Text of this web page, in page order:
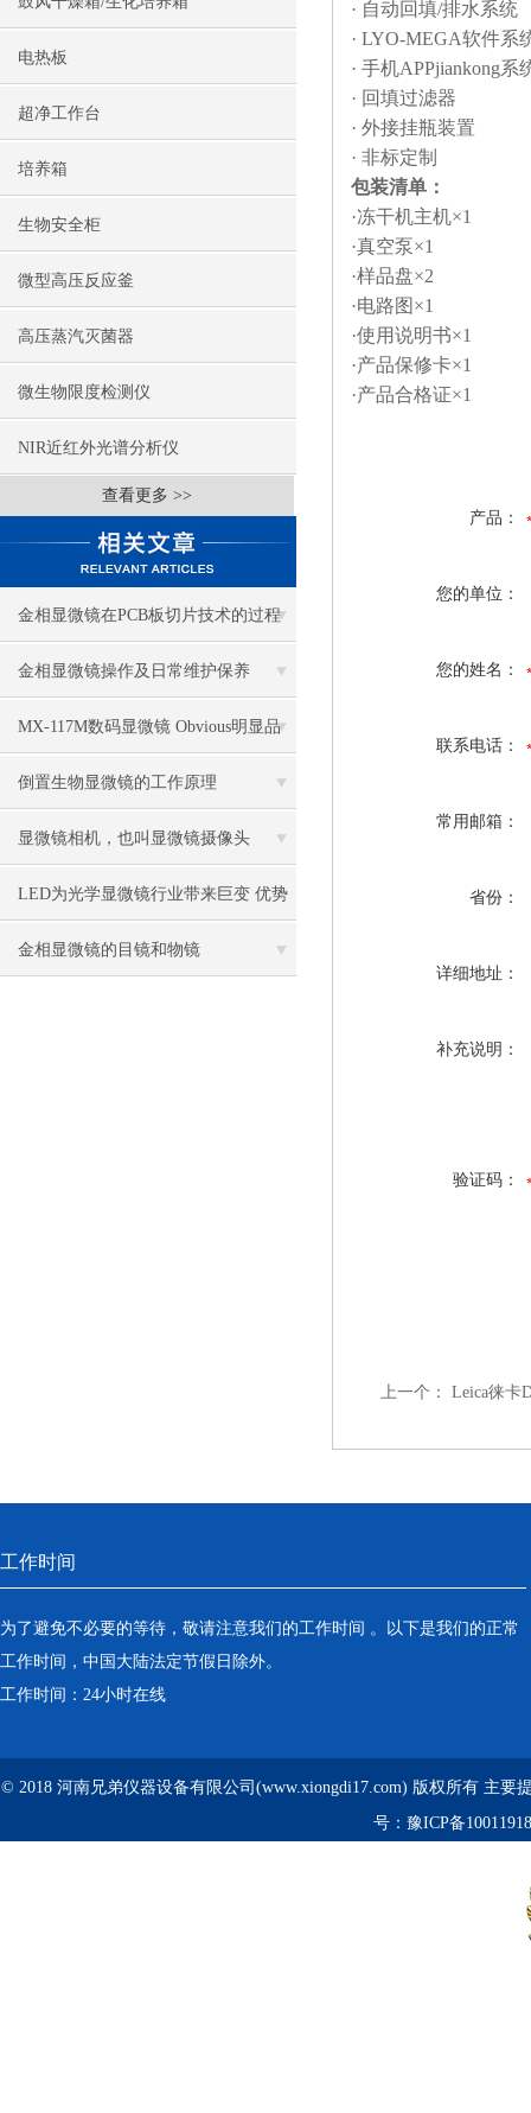
电热板
超净工作台
培养箱
生物安全柜
微型高压反应釜
高压蒸汽灭菌器
微生物限度检测仪
NIR近红外光谱分析仪
查看更多 >>
金相显微镜在PCB板切片技术的过程
控制中的作用
金相显微镜操作及日常维护保养
MX-117M数码显微镜 Obvious明显品
牌值得推荐
倒置生物显微镜的工作原理
显微镜相机，也叫显微镜摄像头
LED为光学显微镜行业带来巨变 优势
比传统卤素更明显
金相显微镜的目镜和物镜
· 自动回填/排水系统
· LYO-MEGA软件系
· 手机APPjiankong系
· 回填过滤器
· 外接挂瓶装置
· 非标定制
包装清单：
·冻干机主机×1
·真空泵×1
·样品盘×2
·电路图×1
·使用说明书×1
·产品保修卡×1
·产品合格证×1
产品：
您的单位：
您的姓名：
联系电话：
常用邮箱：
省份：
详细地址：
补充说明：
验证码：
上一个： Leica徕卡
工作时间
为了避免不必要的等待，敬请注意我们的工作时间 。以下是我们的正常
工作时间，中国大陆法定节假日除外。
工作时间：24小时在线
© 2018 河南兄弟仪器设备有限公司(www.xiongdi17.com) 版权所有 主要
号： 豫ICP备